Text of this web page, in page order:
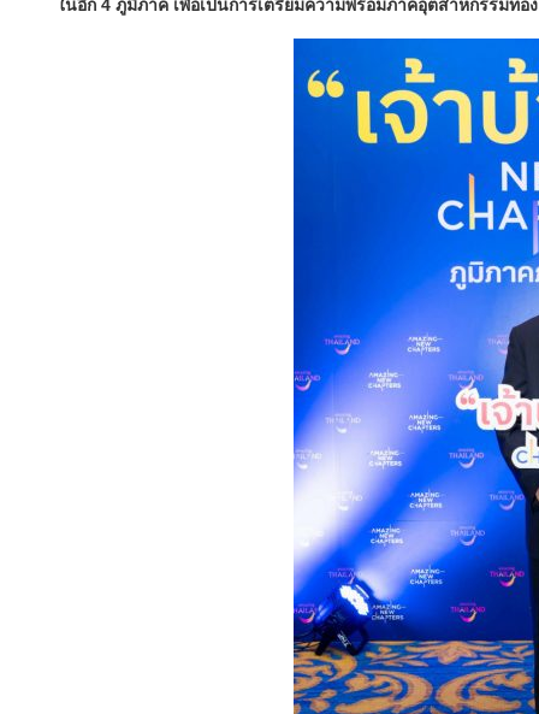
ในอีก 4 ภูมิภาค เพื่อเป็นการเตรียมความพร้อมภาคอุตสาหกรรมท่